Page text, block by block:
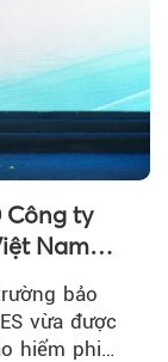
Công ty
Nam
bảo
vừa được
hiểm phi